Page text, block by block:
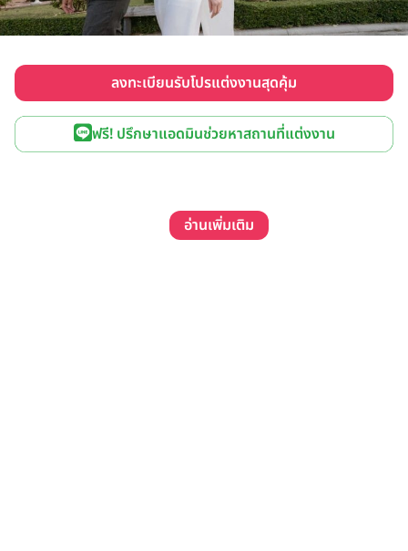
ลงทะเบียนรับโปรแต่งงานสุดคุ้ม
ฟรี! ปรึกษาแอดมินช่วยหาสถานที่แต่งงาน
อ่านเพิ่มเติม